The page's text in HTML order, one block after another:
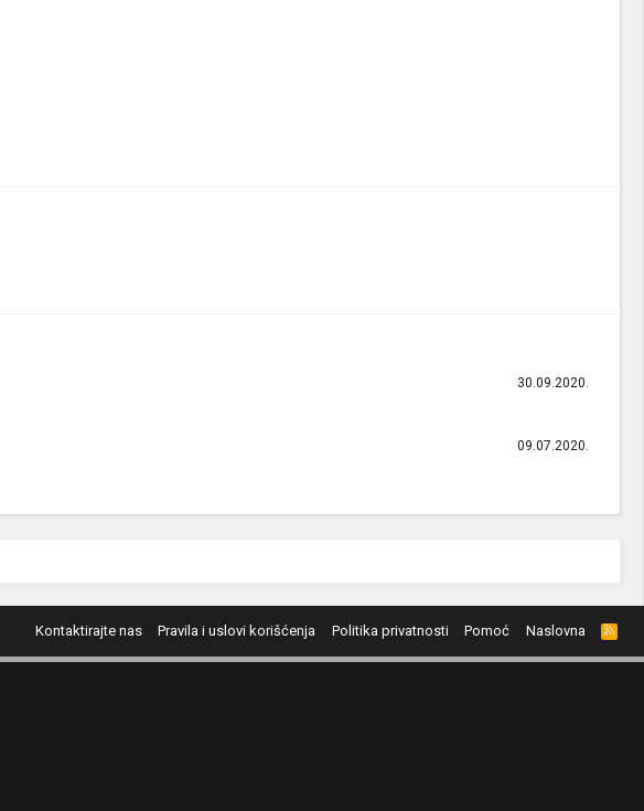
30.09.2020.
09.07.2020.
Kontaktirajte nas Pravila i uslovi korišćenja Politika privatnosti Pomoć Naslovna
R
S
S